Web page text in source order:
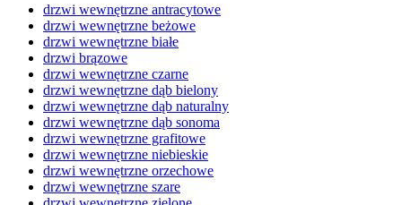
drzwi wewnętrzne antracytowe
drzwi wewnętrzne beżowe
drzwi wewnętrzne białe
drzwi brązowe
drzwi wewnętrzne czarne
drzwi wewnętrzne dąb bielony
drzwi wewnętrzne dąb naturalny
drzwi wewnętrzne dąb sonoma
drzwi wewnętrzne grafitowe
drzwi wewnętrzne niebieskie
drzwi wewnętrzne orzechowe
drzwi wewnętrzne szare